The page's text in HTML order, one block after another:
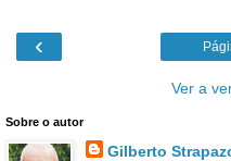
‹
Ver a
Sobre o autor
Gilberto